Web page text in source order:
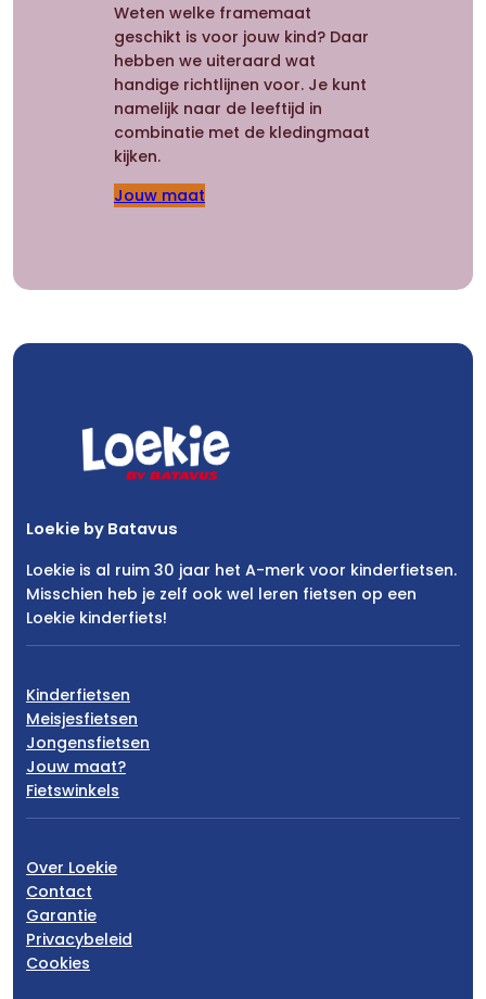
Weten welke framemaat
geschikt is voor jouw kind? Daar
hebben we uiteraard wat
handige richtlijnen voor. Je kunt
namelijk naar de leeftijd in
combinatie met de kledingmaat
kijken.
Jouw maat
Loekie by Batavus
Loekie is al ruim 30 jaar het A-merk voor kinderfietsen.
Misschien heb je zelf ook wel leren fietsen op een
Loekie kinderfiets!
Kinderfietsen
Meisjesfietsen
Jongensfietsen
Jouw maat?
Fietswinkels
Over Loekie
Contact
Garantie
Privacybeleid
Cookies